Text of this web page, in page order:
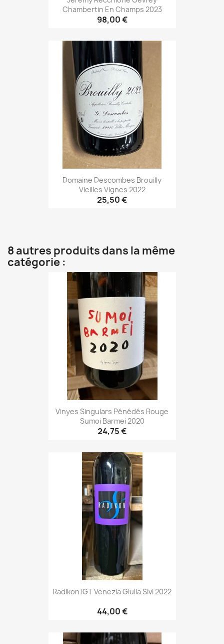
Chambertin En Champs 2023
98,00 €
Domaine Descombes Brouilly
Vieilles Vignes 2022
25,50 €
8 autres produits dans la même
catégorie :
Vinyes Singulars Pénédés Rouge
Sumoi Barmei 2020
24,75 €
Radikon IGT Venezia Giulia Sivi 2022
44,00 €